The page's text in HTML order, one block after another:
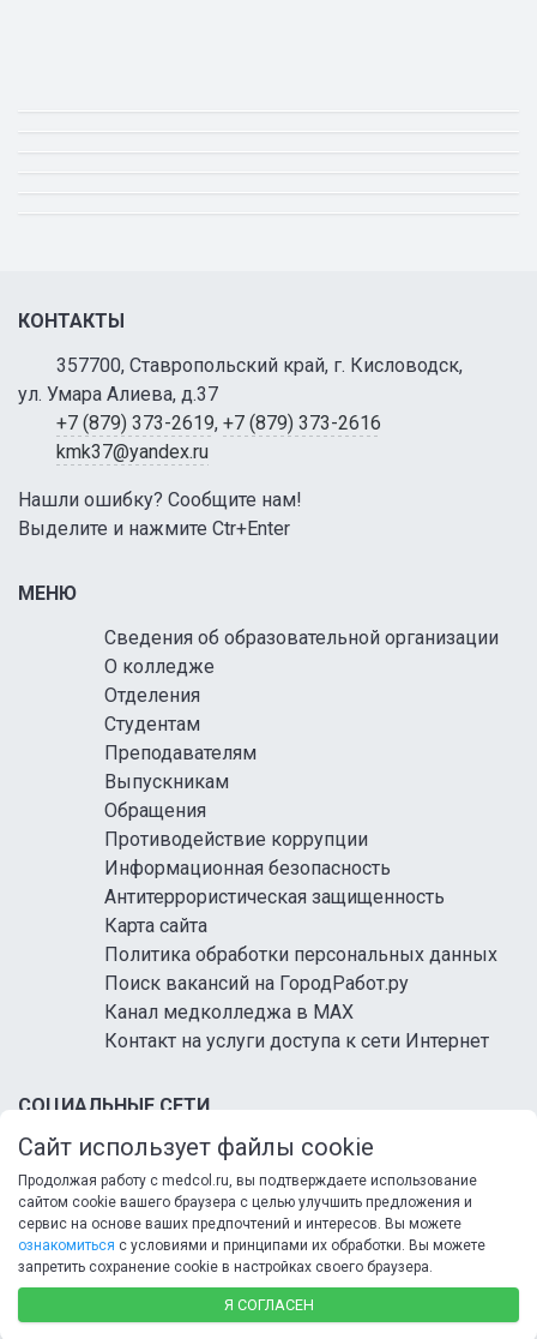
КОНТАКТЫ
357700, Ставропольский край, г. Кисловодск,
ул. Умара Алиева, д.37
+7 (879) 373-2619, +7 (879) 373-2616
kmk37@yandex.ru
Нашли ошибку? Сообщите нам!
Выделите и нажмите Ctr+Enter
МЕНЮ
Сведения об образовательной организации
О колледже
Отделения
Студентам
Преподавателям
Выпускникам
Обращения
Противодействие коррупции
Информационная безопасность
Антитеррористическая защищенность
Карта сайта
Политика обработки персональных данных
Поиск вакансий на ГородРабот.ру
Канал медколледжа в MAX
Контакт на услуги доступа к сети Интернет
СОЦИАЛЬНЫЕ СЕТИ
© 2026 ФГБ ПОУ «Кисловодский медицинский
колледж» Минздрава России
Сайт использует файлы cookie
Продолжая работу с medcol.ru, вы подтверждаете использование
сайтом cookie вашего браузера с целью улучшить предложения и
сервис на основе ваших предпочтений и интересов. Вы можете
ознакомиться с условиями и принципами их обработки. Вы можете
запретить сохранение cookie в настройках своего браузера.
Я СОГЛАСЕН